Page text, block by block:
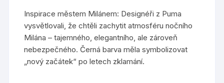
Inspirace městem Milánem: Designéři z Puma
vysvětlovali, že chtěli zachytit atmosféru nočního
Milána – tajemného, elegantního, ale zároveň
nebezpečného. Černá barva měla symbolizovat
„nový začátek“ po letech zklamání.